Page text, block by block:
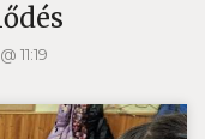
11:19